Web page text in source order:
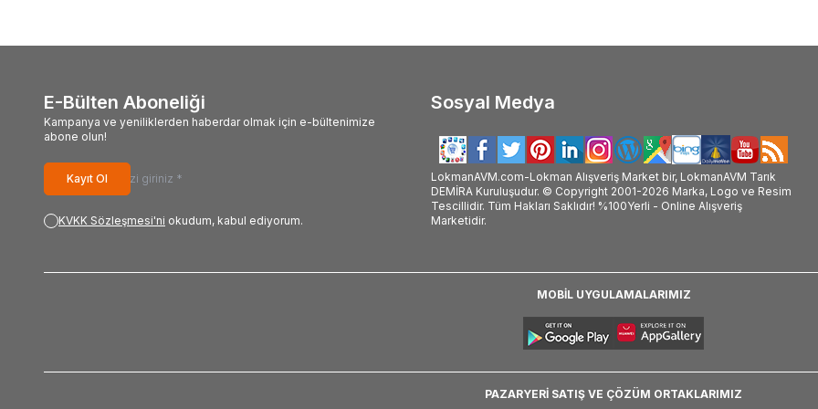
E-Bülten Aboneliği
Kampanya ve yeniliklerden haberdar olmak için e-bültenimize
abone olun!
Kayıt Ol
KVKK Sözleşmesi'ni okudum, kabul ediyorum.
Sosyal Medya
LokmanAVM.com-Lokman Alışveriş Market bir, LokmanAVM Tarık
DEMİRA Kuruluşudur. © Copyright 2001-2026 Marka, Logo ve Resim
Tescillidir. Tüm Hakları Saklıdır! %100Yerli - Online Alışveriş
Marketidir.
MOBİL UYGULAMALARIMIZ
PAZARYERİ SATIŞ VE ÇÖZÜM ORTAKLARIMIZ